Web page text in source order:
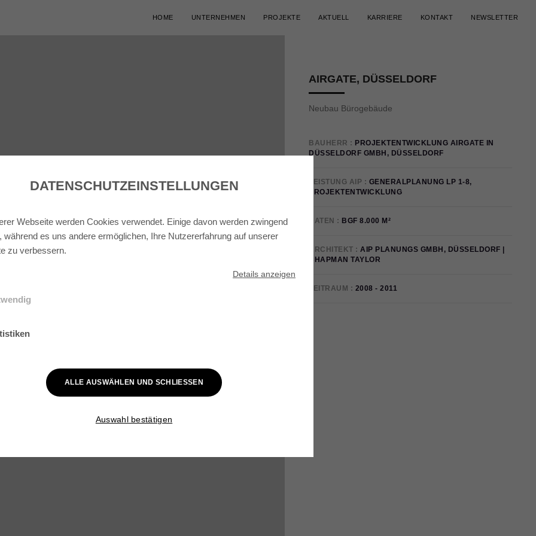
HOME UNTERNEHMEN PROJEKTE AKTUELL KARRIERE KONTAKT NEWSLETTER
ZURÜCK WEITER
AIRGATE, DÜSSELDORF
Neubau Bürogebäude
BAUHERR
PROJEKTENTWICKLUNG AIRGATE IN
DÜSSELDORF GMBH, DÜSSELDORF
LEISTUNG AIP
GENERALPLANUNG LP 1-8,
PROJEKTENTWICKLUNG
DATEN BGF 8.000 M²
ARCHITEKT
AIP PLANUNGS GMBH, DÜSSELDORF |
CHAPMAN TAYLOR
ZEITRAUM 2008 - 2011
DATENSCHUTZ­EINSTELLUNGEN
Webseite werden Cookies verwendet. Einige davon werden zwingend
während es uns andere ermöglichen, Ihre Nutzererfahrung auf unserer
zu verbessern.
Details anzeigen
ist gewährleistet, dass die Webseite einwandfrei funktioniert.
interagieren, indem Informationen anonym gesammelt und gemeldet
Auswahl bestätigen
ALLE AUSWÄHLEN UND SCHLIESSEN